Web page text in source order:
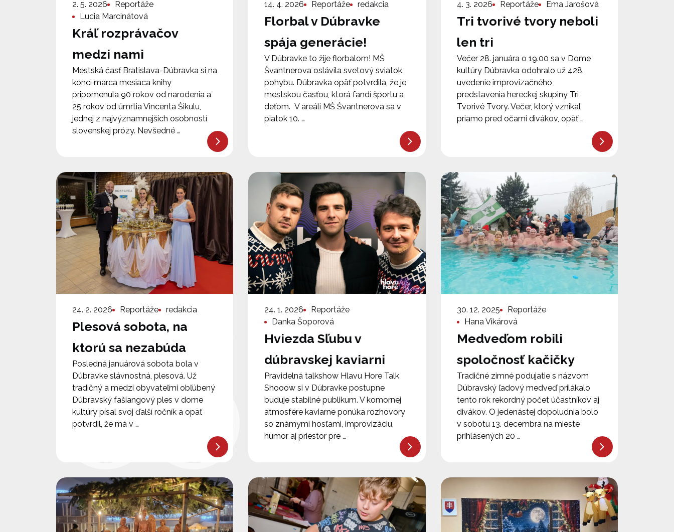
2. 5. 2026
Reportáže
Lucia Marcinátová
Kráľ rozprávačov
medzi nami
Mestská časť Bratislava-Dúbravka si na
konci marca mesiaca knihy
pripomenula 90 rokov od narodenia a
25 rokov od úmrtia Vincenta Šikulu,
jednej z najvýznamnejších osobností
slovenskej prózy. Nevšedné …
14. 4. 2026 Reportáže redakcia
Florbal v Dúbravke
spája generácie!
V Dúbravke to žije florbalom! MŠ
Švantnerova oslávila svetový sviatok
pohybu. Dúbravka opäť potvrdila, že je
mestskou časťou, ktorá fandí športu a
deťom. V areáli MŠ Švantnerova sa v
piatok 10. …
4. 3. 2026 Reportáže Ema Jarošová
Tri tvorivé tvory neboli
len tri
Večer 28. januára o 19.00 sa v Dome
kultúry Dúbravka odohralo už 428.
uvedenie improvizačného
predstavenia hereckej skupiny Tri
Tvorivé Tvory. Večer, ktorý vznikal
priamo pred očami divákov, opäť …
24. 2. 2026 Reportáže redakcia
Plesová sobota, na
ktorú sa nezabúda
Posledná januárová sobota bola v
Dúbravke slávnostná, plesová. Už
tradičný a medzi obyvateľmi obľúbený
Dúbravský fašiangový ples v dome
kultúry písal svoj ďalší ročník a opäť
potvrdil, že má v …
24. 1. 2026
Reportáže
Danka Šoporová
Hviezda Sľubu v
dúbravskej kaviarni
Pravidelná talkshow Hlavu Hore Talk
Shooow si v Dúbravke postupne
buduje stabilné publikum. V komornej
atmosfére kaviarne ponúka rozhovory
so známymi hosťami, improvizáciu,
humor aj priestor pre …
30. 12. 2025
Reportáže
Hana Vikárová
Medveďom robili
spoločnosť kačičky
Tradičné zimné podujatie s názvom
Dúbravský ľadový medveď prilákalo
tento rok rekordný počet účastníkov aj
divákov. O jedenástej dopoludnia bolo
v sobotu 13. decembra na mieste
prihlásených 20 …